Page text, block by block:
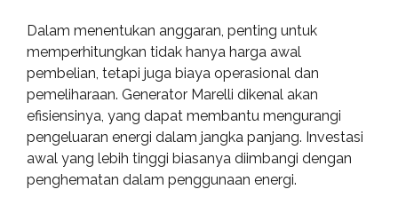
Dalam menentukan anggaran, penting untuk
memperhitungkan tidak hanya harga awal
pembelian, tetapi juga biaya operasional dan
pemeliharaan. Generator Marelli dikenal akan
efisiensinya, yang dapat membantu mengurangi
pengeluaran energi dalam jangka panjang. Investasi
awal yang lebih tinggi biasanya diimbangi dengan
penghematan dalam penggunaan energi.